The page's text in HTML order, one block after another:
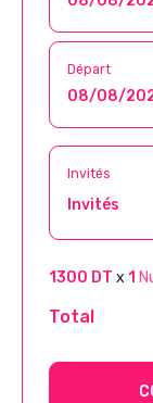
Départ
Invités
Invités
1300 DT x 1
Total